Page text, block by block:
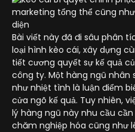
Bài viết này đã đi sâu phân
loại hình kèo cái, xây dựng
tiết cương quyết sự kế quả
công ty. Một hàng ngũ nhân
như nhiệt tình là luận điểm
cửa ngõ kế quả. Tuy nhiên,
lý hàng ngũ này nhu cầu
chăm nghiệp hóa cũng như